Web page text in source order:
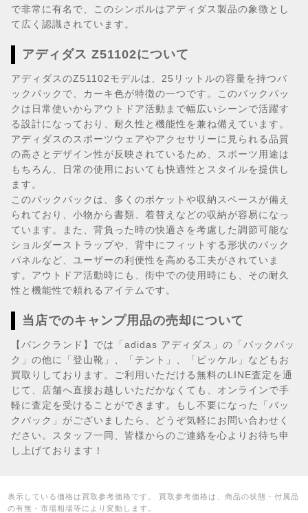
で非常に有名で、このシンボルはアディダス製品の象徴とし
て広く認識されています。
アディダス Z51102について
アディダスのZ51102モデルは、25リットルの容量を持つバ
ックパックで、カーキ色が特徴の一つです。このバックパッ
クは日常使いからアウトドア活動まで幅広いシーンで活躍す
る設計になっており、耐久性と機能性を兼ね備えています。
アディダスのスポーツウェアやアクセサリーに見られる品質
の高さとデザイン性が反映されているため、スポーツ用途は
もちろん、日常の使用においても快適性とスタイルを提供し
ます。
このバックパックは、多くのポケットや収納スペースが備え
られており、小物から書類、着替えなどの収納が容易になっ
ています。また、背負った時の快適さを考慮した調節可能な
ショルダーストラップや、背中にフィットする形状のバック
パネルなど、ユーザーの利便性を高める工夫がされていま
す。アウトドア活動時にも、街中での使用時にも、その耐久
性と機能性で頼れるアイテムです。
当店でのキャンプ用品の売却について
【パンクランド】では「adidas アディダス」の「バックパッ
ク」の他に「登山靴」、「テント」、「ピッケル」などもお
買取りしております。ご利用いただける無料のLINE査定を通
じて、店舗へ直接お越しいただかなくても、オンラインで手
軽に査定を受けることができます。もし不要になった「バッ
クパック」がございましたら、どうぞ気軽にお問い合わせく
ださい。スタッフ一同、皆様からのご連絡を心よりお待ち申
し上げております！
表示している価格は買取参考価格です。 買取参考価格は、商品の状態・付属品
の有無・市場相場等により変動します。